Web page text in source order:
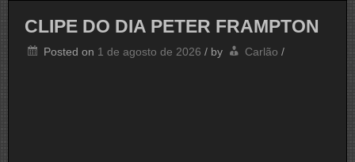
CLIPE DO DIA PETER FRAMPTON
Posted on 1 de agosto de 2026 / by Carlão /